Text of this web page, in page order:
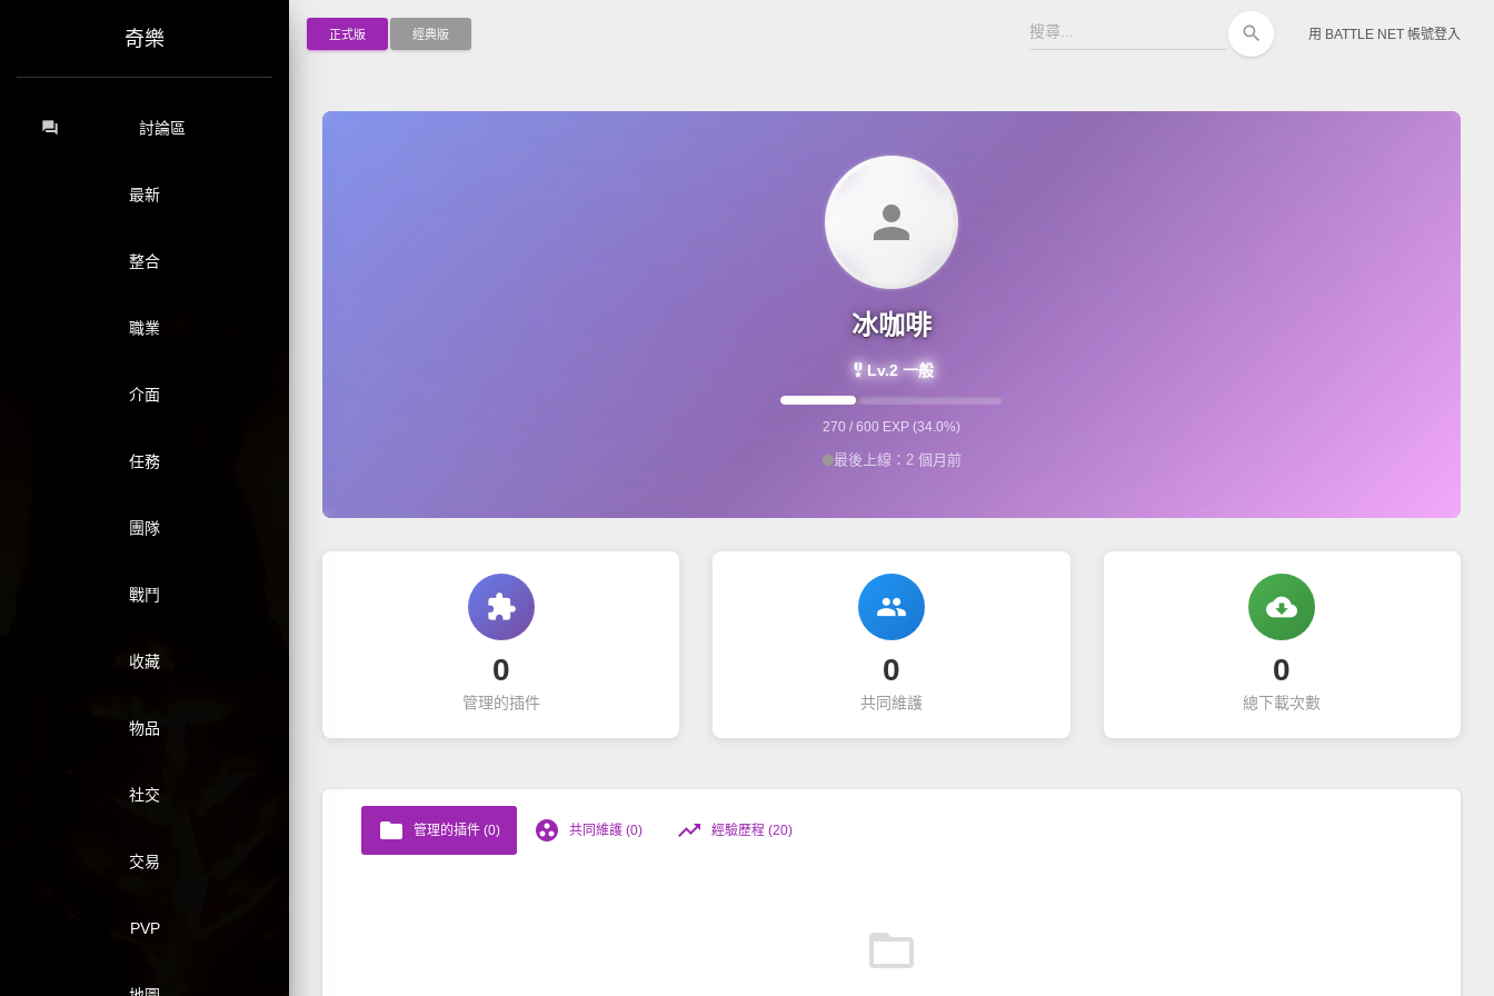
奇樂
forum 討論區
最新
整合
職業
介面
任務
團隊
戰鬥
收藏
物品
社交
交易
PVP
正式版 經典版 search 用 BATTLE NET 帳號登入
person
冰咖啡
military_tech Lv.2 一般
270 / 600 EXP (34.0%)
最後上線：2 個月前
extension
0
管理的插件
group
0
共同維護
cloud_download
0
總下載次數
folder 管理的插件 (0) group_work 共同維護 (0) trending_up 經驗歷程 (20)
folder_open